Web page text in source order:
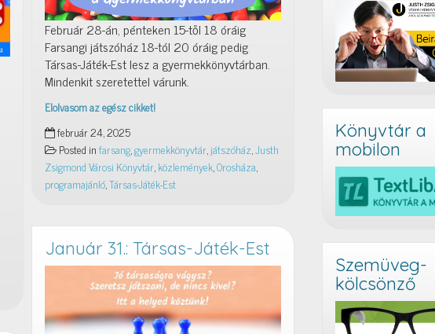
Február 28-án, pénteken 15-től 18 óráig
Farsangi játszóház 18-tól 20 óráig pedig
Társas-Játék-Est lesz a gyermekkönyvtárban.
Mindenkit szeretettel várunk.
Elolvasom az egész cikket!
Farsangi
játszóház
és
Társas-
Játék-
a
gyermekkönyvtárban
február 24, 2025
Posted infarsang,gyermekkönyvtár,játszóház,Justh
Zsigmond Városi Könyvtár,közlemények,Orosháza,
programajánló,Társas-Játék-Est
Január 31.: Társas-Játék-Est
Könyvtár a
mobilon
Szemüveg-
kölcsönző